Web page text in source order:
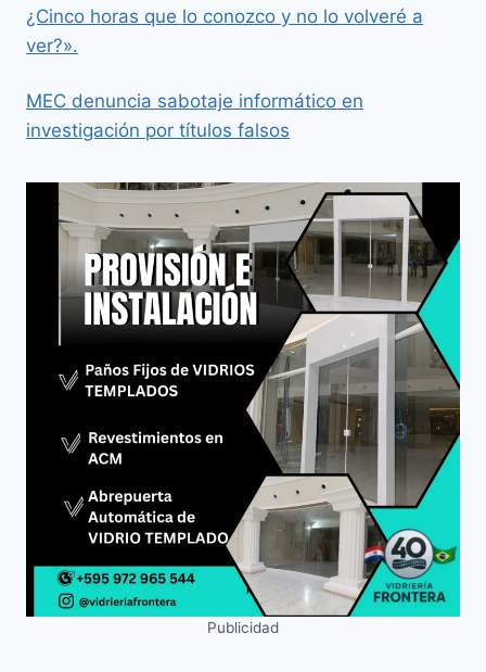
¿Cinco horas que lo conozco y no lo volveré a
ver?».
MEC denuncia sabotaje informático en
investigación por títulos falsos
Publicidad